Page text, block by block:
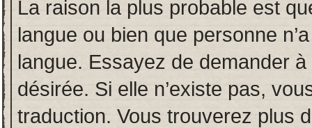
La raison la plus probable est
langue ou bien que personne
langue. Essayez de demander à
désirée. Si elle n’existe pas,
traduction. Vous trouverez plus